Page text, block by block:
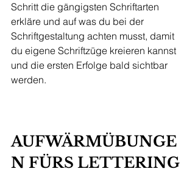
Schritt die gängigsten Schriftarten
erkläre und auf was du bei der
Schriftgestaltung achten musst, damit
du eigene Schriftzüge kreieren kannst
und die ersten Erfolge bald sichtbar
werden.
AUFWÄRMÜBUNGE
N FÜRS LETTERING